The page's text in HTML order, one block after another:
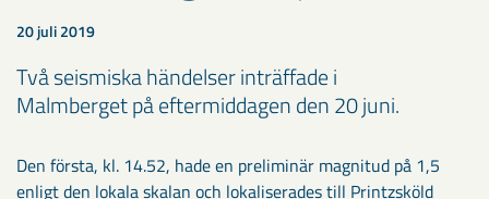
20 juli 2019
Två seismiska händelser inträffade i
Malmberget på eftermiddagen den 20 juni.
Den första, kl. 14.52, hade en preliminär magnitud på 1,5
enligt den lokala skalan och lokaliserades till Printzsköld